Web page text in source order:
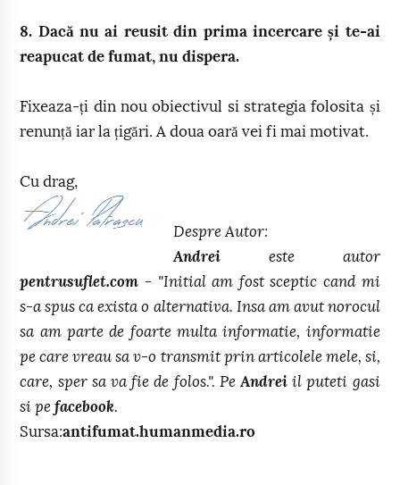
8. Dacă nu ai reusit din prima incercare și te-ai
reapucat de fumat, nu dispera.
Fixeaza-ți din nou obiectivul si strategia folosita și
renunță iar la țigări. A doua oară vei fi mai motivat.
Cu drag,
Despre Autor:
Andrei este autor
pentrusuflet.com - "Initial am fost sceptic cand mi
s-a spus ca exista o alternativa. Insa am avut norocul
sa am parte de foarte multa informatie, informatie
pe care vreau sa v-o transmit prin articolele mele, si,
care, sper sa va fie de folos.". Pe Andrei il puteti gasi
si pefacebook.
Sursa:antifumat.humanmedia.ro